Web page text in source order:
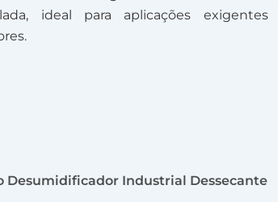
ideal para aplicações exigentes
Desumidificador Industrial Dessecante